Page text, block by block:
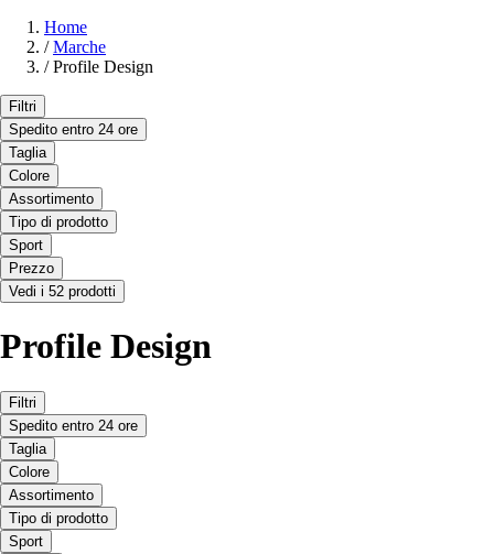
Home
/ Marche
/ Profile Design
Filtri
Spedito entro 24 ore
Taglia
Colore
Assortimento
Tipo di prodotto
Sport
Prezzo
Vedi i 52 prodotti
Profile Design
Filtri
Spedito entro 24 ore
Taglia
Colore
Assortimento
Tipo di prodotto
Sport